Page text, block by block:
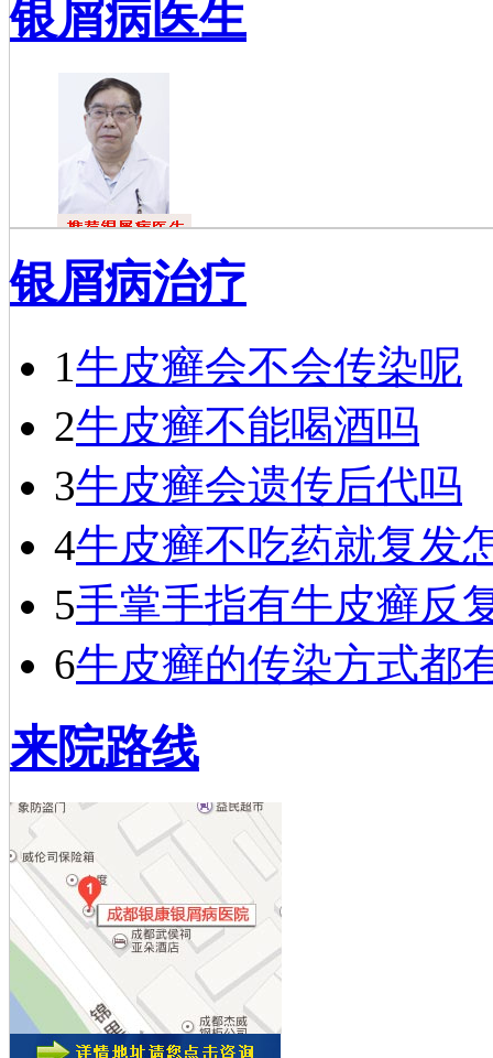
银屑病医生
戴礼
戴礼，毕业于
福建医科大学，现
医院医师…[详细]
银屑病治疗
1牛皮癣会不会传染呢
2牛皮癣不能喝酒吗
3牛皮癣会遗传后代吗
4牛皮癣不吃药就复发
5手掌手指有牛皮癣反
6牛皮癣的传染方式都
来院路线